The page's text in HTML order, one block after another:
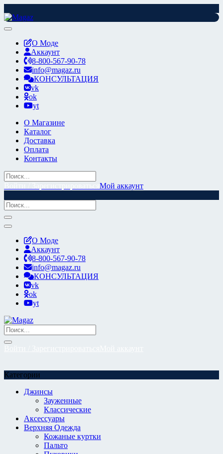
Перейти
к
О Моде
Аккаунт
8-800-567-90-78
info@magaz.ru
КОНСУЛЬТАЦИЯ
vk
ok
yt
О Магазине
Каталог
Доставка
Оплата
Контакты
Мой аккаунт
О Моде
Аккаунт
8-800-567-90-78
info@magaz.ru
КОНСУЛЬТАЦИЯ
vk
ok
yt
Категории
Джинсы
Зауженные
Классические
Аксессуары
Верхняя Одежда
Кожаные куртки
Пальто